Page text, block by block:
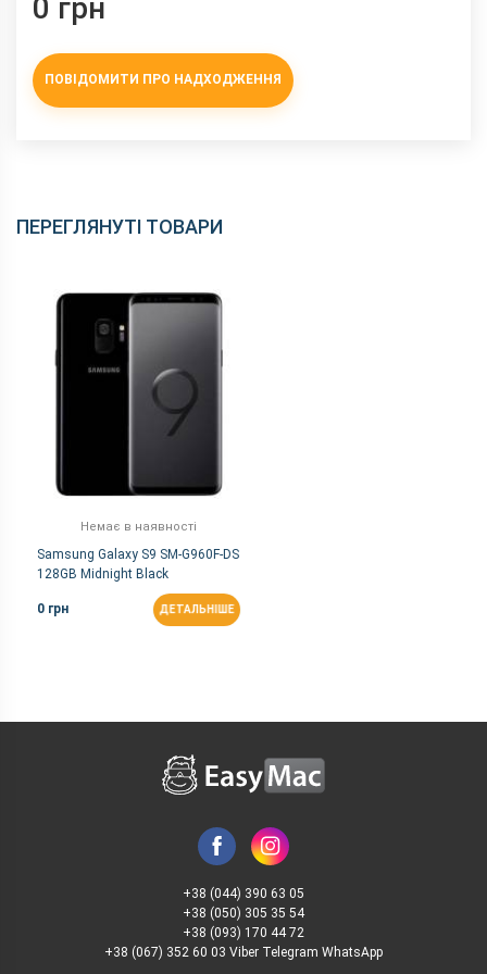
0 грн
ПОВІДОМИТИ ПРО НАДХОДЖЕННЯ
ПЕРЕГЛЯНУТІ ТОВАРИ
Немає в наявності
Samsung Galaxy S9 SM-G960F-DS
128GB Midnight Black
0 грн ДЕТАЛЬНІШЕ
+38 (044) 390 63 05
+38 (050) 305 35 54
+38 (093) 170 44 72
+38 (067) 352 60 03 Viber Telegram WhatsApp